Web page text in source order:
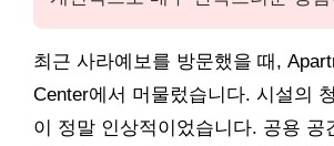
최근 사라예보를 방문했을 때,
Center에서 머물렀습니다. 시설의
이 정말 인상적이었습니다. 공용 공